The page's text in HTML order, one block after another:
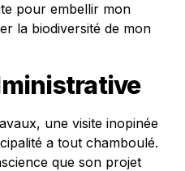
pour embellir mon
la biodiversité de mon
une visite inopinée
a tout chamboulé.
que son projet